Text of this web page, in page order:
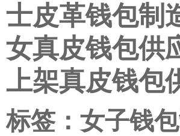
士皮革钱包制
女真皮钱包供
上架真皮钱包
标签：女子钱